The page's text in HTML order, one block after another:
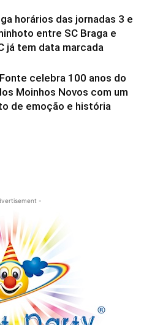
horários das jornadas 3 e
entre SC Braga e
já tem data marcada
celebra 100 anos do
Moinhos Novos com um
de emoção e história
-